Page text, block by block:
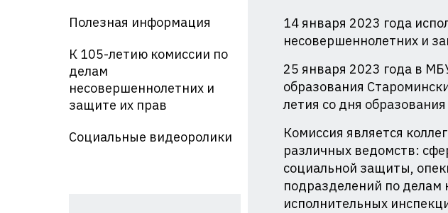
Полезная информация
К 105-летию комиссии по
делам
несовершеннолетних и
защите их прав
Социальные видеоролики
при
края
14 января 2023 года
несовершеннолетних и
25 января 2023 года в
образования
летия со дня
Комиссия является
различных ведомств:
социальной защиты,
подразделений по делам
исполнительных